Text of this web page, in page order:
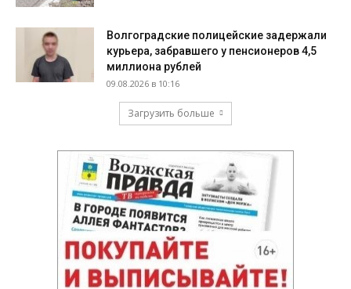
Волгоградские полицейские задержали
курьера, забравшего у пенсионеров 4,5
миллиона рублей
09.08.2026 в 10:16
Загрузить больше